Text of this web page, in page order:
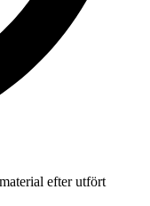
efter utfört